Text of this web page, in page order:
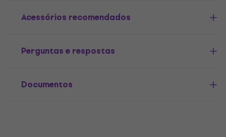
Acessórios recomendados
Perguntas e respostas
Documentos